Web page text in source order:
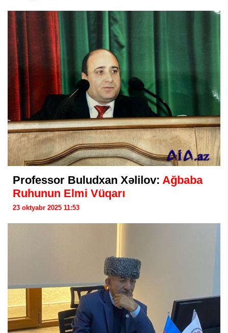
Professor Buludxan Xəlilov: Ağbaba
Ruhunun Elmi Vüqarı
23 oktyabr 2025 11:53